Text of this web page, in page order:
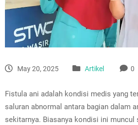
May 20, 2025 Artikel 0
Fistula ani adalah kondisi medis yang
saluran abnormal antara bagian dalam
sekitarnya. Biasanya kondisi ini